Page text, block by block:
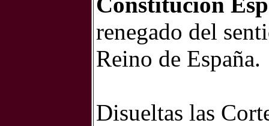
renegado del
Reino de España.
Disueltas las